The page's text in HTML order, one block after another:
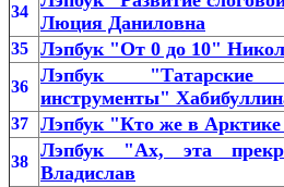
34
Люция Даниловна
35 Лэпбук "От 0 до 10"
36
Лэпбук "Татарские
инструменты"
37 Лэпбук "Кто же в
38
Лэпбук "Ах, эта
Владислав